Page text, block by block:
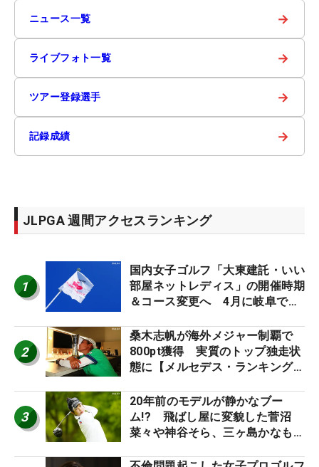
ニュース一覧 →
ライブフォト一覧 →
ツアー登録選手 →
記録成績 →
JLPGA 週間アクセスランキング
1
国内女子ゴルフ「大東建託・いい
部屋ネットレディス」の開催時期
＆コース変更へ 4月に岐阜で開
2
桑木志帆が海外メジャー制覇で
800pt獲得 実質のトップ独走状
態に【メルセデス・ランキング番
3
20年前のモデルが静かなブー
ム!? 飛ばし屋に変貌した菅沼
菜々や神谷そら、三ヶ島かなも使
ロたちの“飛ばしギア”】